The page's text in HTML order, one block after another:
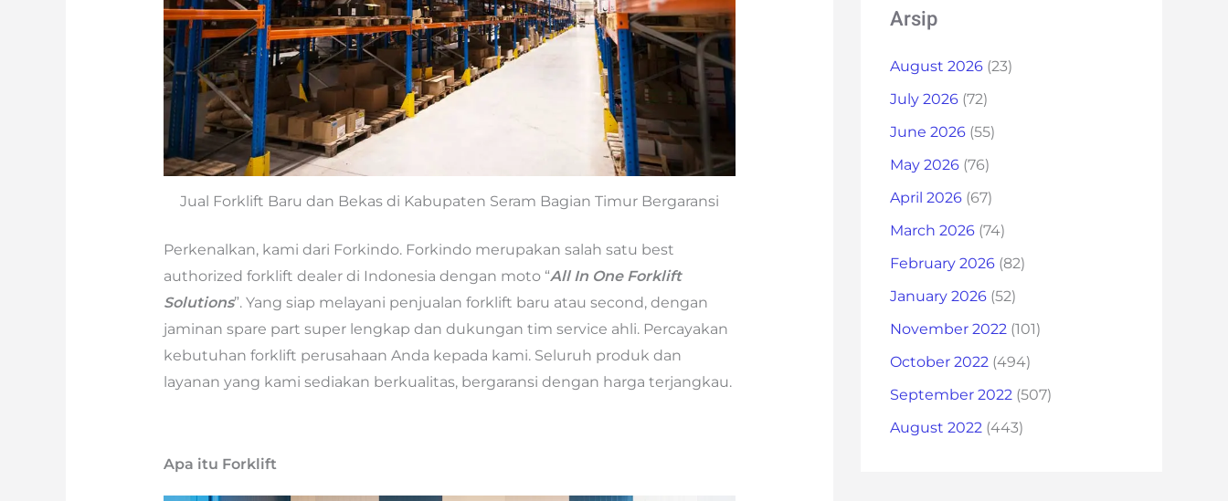
Jual Forklift Baru dan Bekas di Kabupaten Seram Bagian Timur Bergaransi
Perkenalkan, kami dari Forkindo. Forkindo merupakan salah satu best
authorized forklift dealer di Indonesia dengan moto “All In One Forklift
Solutions”. Yang siap melayani penjualan forklift baru atau second, dengan
jaminan spare part super lengkap dan dukungan tim service ahli. Percayakan
kebutuhan forklift perusahaan Anda kepada kami. Seluruh produk dan
layanan yang kami sediakan berkualitas, bergaransi dengan harga terjangkau.
Apa itu Forklift
Arsip
August 2026 (23)
July 2026 (72)
June 2026 (55)
May 2026 (76)
April 2026 (67)
March 2026 (74)
February 2026 (82)
January 2026 (52)
November 2022 (101)
October 2022 (494)
September 2022 (507)
August 2022 (443)